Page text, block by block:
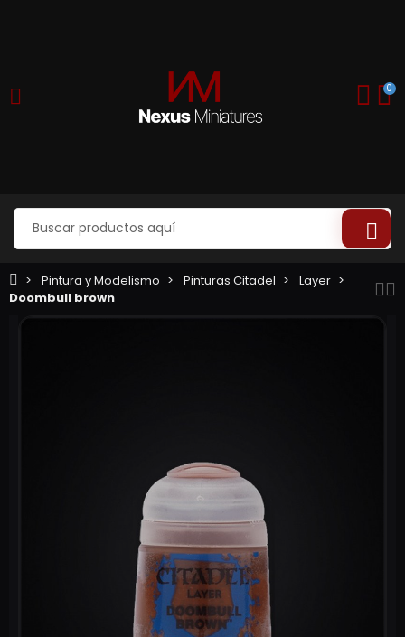
0
Pintura y Modelismo Pinturas Citadel
Layer
Doombull brown